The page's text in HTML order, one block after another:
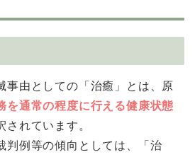
事由としての「治癒」とは、原
を通常の程度に行える健康状態
されています。
判例等の傾向としては、「治